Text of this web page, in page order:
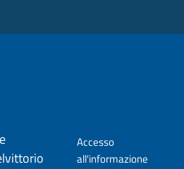
Accesso
all'informazione